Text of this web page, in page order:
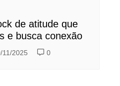
de atitude que
e busca conexão
11/2025 0